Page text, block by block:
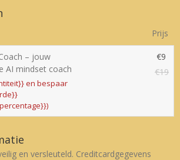
Prijs
– jouw
AI mindset coach
en bespaar
€9
€19
en versleuteld. Creditcardgegevens